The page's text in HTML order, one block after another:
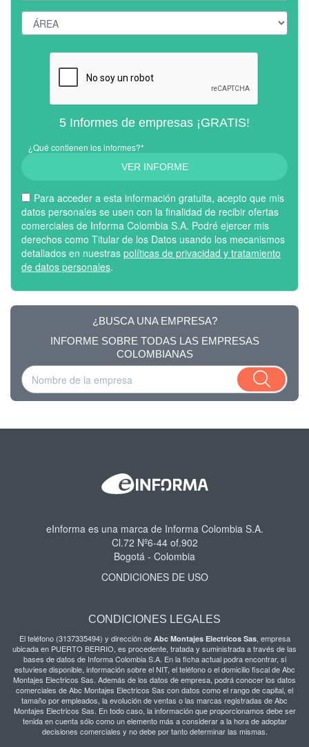
5 Informes de empresas ¡GRATIS!
¿Qué contienen los informes?*
VER INFORME
Para acceder a esta información gratuita, acepto que mis
datos personales se usen con la finalidad de recibir ofertas
comerciales de Informa Colombia S.A. Podré ejercer mis
derechos como Titular de los Datos usando los mecanismos
detallados en nuestras políticas de privacidad y tratamiento
de datos personales.
¿BUSCA UNA EMPRESA?
INFORME SOBRE TODAS LAS EMPRESAS
COLOMBIANAS
eInforma es una marca de Informa Colombia S.A.
Cl.72 Nº6-44 of.902
Bogotá - Colombia
CONDICIONES DE USO
CONDICIONES LEGALES
El teléfono (3137335494) y dirección de Abc Montajes Electricos Sas, empresa
ubicada en PUERTO BERRIO, es procedente, tratada y suministrada a través de las
bases de datos de Informa Colombia S.A. En la ficha actual podra encontrar, si
estuviese disponible, información sobre el NIT, el teléfono o el domicilio fiscal de Abc
Montajes Electricos Sas. Además de los datos de empresa, podrá conocer los datos
comerciales de Abc Montajes Electricos Sas con datos como el rango de capital, el
tamaño por empleados, la evolución de ventas o las marcas registradas de Abc
Montajes Electricos Sas. En todo caso, la información que proporcionamos debe ser
tenida en cuenta sólo como un elemento más a considerar a la hora de adoptar
decisiones comerciales y no debe por tanto determinar las mismas.